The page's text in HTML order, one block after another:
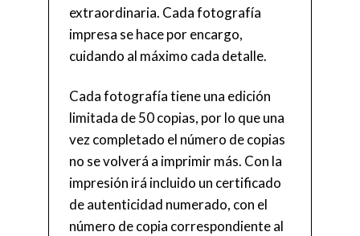
extraordinaria. Cada fotografía
impresa se hace por encargo,
cuidando al máximo cada detalle.
Cada fotografía tiene una edición
limitada de 50 copias, por lo que una
vez completado el número de copias
no se volverá a imprimir más. Con la
impresión irá incluido un certificado
de autenticidad numerado, con el
número de copia correspondiente al